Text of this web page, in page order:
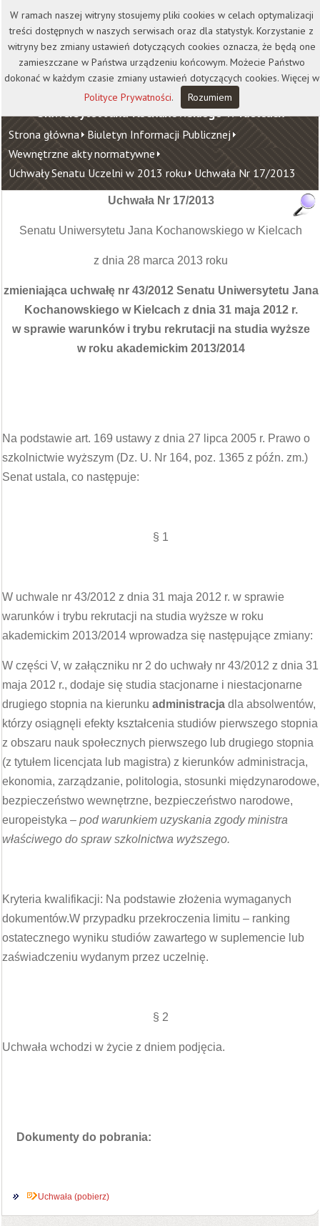
Kontakt Biblioteka
Wydawnictwo
Wirtualna Uczelnia
Uniwersytet Jana Kochanowskiego w Kielcach
Strona główna Biuletyn Informacji Publicznej
Wewnętrzne akty normatywne
Uchwały Senatu Uczelni w 2013 roku Uchwała Nr 17/2013
Uchwała Nr 17/2013
Senatu Uniwersytetu Jana Kochanowskiego w Kielcach
z dnia 28 marca 2013 roku
zmieniająca uchwałę nr 43/2012 Senatu Uniwersytetu Jana
Kochanowskiego w Kielcach z dnia 31 maja 2012 r.
w sprawie warunków i trybu rekrutacji na studia wyższe
w roku akademickim 2013/2014
Na podstawie art. 169 ustawy z dnia 27 lipca 2005 r. Prawo o
szkolnictwie wyższym (Dz. U. Nr 164, poz. 1365 z późn. zm.)
Senat ustala, co następuje:
§ 1
W uchwale nr 43/2012 z dnia 31 maja 2012 r. w sprawie
warunków i trybu rekrutacji na studia wyższe w roku
akademickim 2013/2014 wprowadza się następujące zmiany:
W części V, w załączniku nr 2 do uchwały nr 43/2012 z dnia 31
maja 2012 r., dodaje się studia stacjonarne i niestacjonarne
drugiego stopnia na kierunku administracja dla absolwentów,
którzy osiągnęli efekty kształcenia studiów pierwszego stopnia
z obszaru nauk społecznych pierwszego lub drugiego stopnia
(z tytułem licencjata lub magistra) z kierunków administracja,
ekonomia, zarządzanie, politologia, stosunki międzynarodowe,
bezpieczeństwo wewnętrzne, bezpieczeństwo narodowe,
europeistyka – pod warunkiem uzyskania zgody ministra
właściwego do spraw szkolnictwa wyższego.
Kryteria kwalifikacji: Na podstawie złożenia wymaganych
dokumentów.W przypadku przekroczenia limitu – ranking
ostatecznego wyniku studiów zawartego w suplemencie lub
zaświadczeniu wydanym przez uczelnię.
§ 2
Uchwała wchodzi w życie z dniem podjęcia.
Dokumenty do pobrania:
Uchwała (pobierz)
W ramach naszej witryny stosujemy pliki cookies w celach optymalizacji
treści dostępnych w naszych serwisach oraz dla statystyk. Korzystanie z
witryny bez zmiany ustawień dotyczących cookies oznacza, że będą one
zamieszczane w Państwa urządzeniu końcowym. Możecie Państwo
dokonać w każdym czasie zmiany ustawień dotyczących cookies. Więcej w
Polityce Prywatności. Rozumiem